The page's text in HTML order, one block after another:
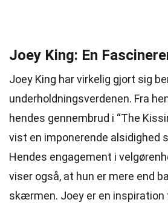
Joey King: En
Joey King har virkelig gjort sig
underholdningsverdenen. Fra
hendes gennembrud i “The
vist en imponerende alsidighed
Hendes engagement i
viser også, at hun er mere end
skærmen. Joey er en inspiration